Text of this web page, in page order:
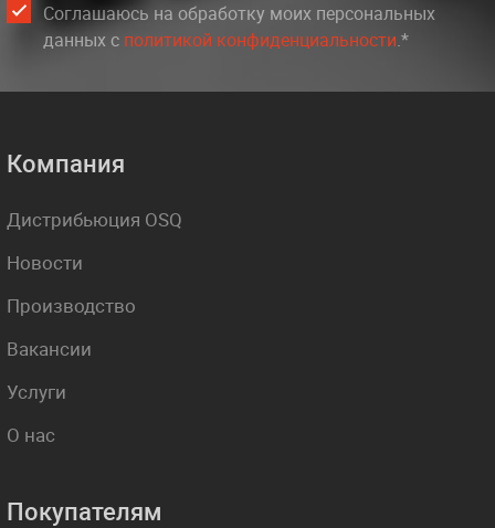
Соглашаюсь на обработку моих персональных
данных c политикой конфиденциальности.*
Компания
Дистрибьюция OSQ
Новости
Производство
Вакансии
Услуги
О нас
Покупателям